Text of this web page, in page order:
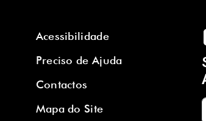
Acessibilidade
Preciso de Ajuda
Contactos
Mapa do Site